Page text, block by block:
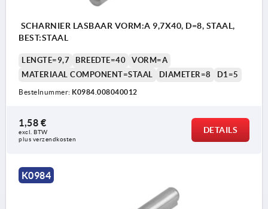
SCHARNIER LASBAAR VORM:A 9,7X40, D=8, STAAL,
BEST:STAAL
LENGTE=9,7 BREEDTE=40
VORM=A
MATERIAAL COMPONENT=STAAL
DIAMETER=8 D1=5
Bestelnummer: K0984.008040012
1,58 €
excl. BTW
plus verzendkosten
DETAILS
K0984